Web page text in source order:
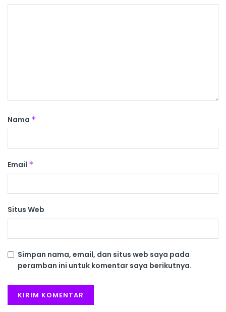
Nama *
Email *
Situs Web
Simpan nama, email, dan situs web saya pada
peramban ini untuk komentar saya berikutnya.